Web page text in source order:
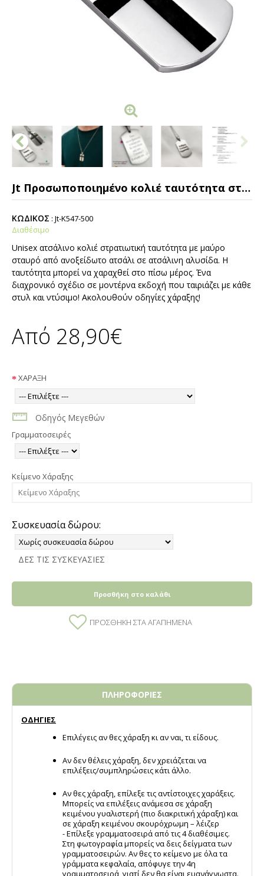
Jt Προσωποποιημένο κολιέ ταυτότητα στρατιωτική με σταυρό ατσάλι
ΚΩΔΙΚΟΣ : Jt-K547-500
Διαθέσιμο
Unisex ατσάλινο κολιέ στρατιωτική ταυτότητα με μαύρο
σταυρό από ανοξείδωτο ατσάλι σε ατσάλινη αλυσίδα. Η
ταυτότητα μπορεί να χαραχθεί στο πίσω μέρος. Ένα
διαχρονικό σχέδιο σε μοντέρνα εκδοχή που ταιριάζει με κάθε
στυλ και ντύσιμο! Ακολουθούν οδηγίες χάραξης!
Από 28,90€
ΧΑΡΑΞΗ
Οδηγός Μεγεθών
Γραμματοσειρές
Κείμενο Χάραξης
Συσκευασία δώρου:
ΔΕΣ ΤΙΣ ΣΥΣΚΕΥΑΣΙΕΣ
Προσθήκη στο καλάθι
ΠΡΟΣΘΉΚΗ ΣΤΑ ΑΓΑΠΗΜΈΝΑ
ΠΛΗΡΟΦΟΡΙΕΣ
ΟΔΗΓΙΕΣ
Επιλέγεις αν θες χάραξη κι αν ναι, τι είδους.
Αν δεν θέλεις χάραξη, δεν χρειάζεται να
επιλέξεις/συμπληρώσεις κάτι άλλο.
Αν θες χάραξη, επίλεξε τις αντίστοιχες χαράξεις.
Μπορείς να επιλέξεις ανάμεσα σε χάραξη
κειμένου γυαλιστερή (πιο διακριτική χάραξη) και
σε χάραξη κειμένου σκουρόχρωμη – λέιζερ
- Επίλεξε γραμματοσειρά από τις 4 διαθέσιμες.
Στη φωτογραφία μπορείς να δεις δείγματα των
γραμματοσειρών. Αν θες το κείμενο με όλα τα
γράμματα κεφαλαία, απόφυγε την 4η
γραμματοσειρά, γιατί δεν θα είναι ευανάγνωστα.